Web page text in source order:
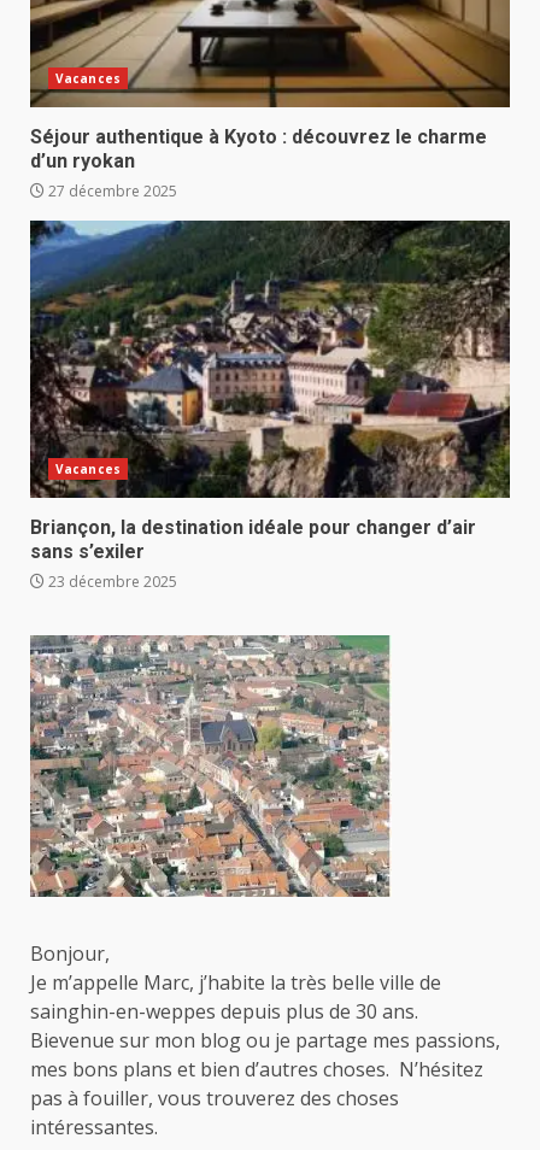
Vacances
Séjour authentique à Kyoto : découvrez le charme
d’un ryokan
27 décembre 2025
Vacances
Briançon, la destination idéale pour changer d’air
sans s’exiler
23 décembre 2025
Bonjour,
Je m’appelle Marc, j’habite la très belle ville de
sainghin-en-weppes depuis plus de 30 ans.
Bievenue sur mon blog ou je partage mes passions,
mes bons plans et bien d’autres choses. N’hésitez
pas à fouiller, vous trouverez des choses
intéressantes.